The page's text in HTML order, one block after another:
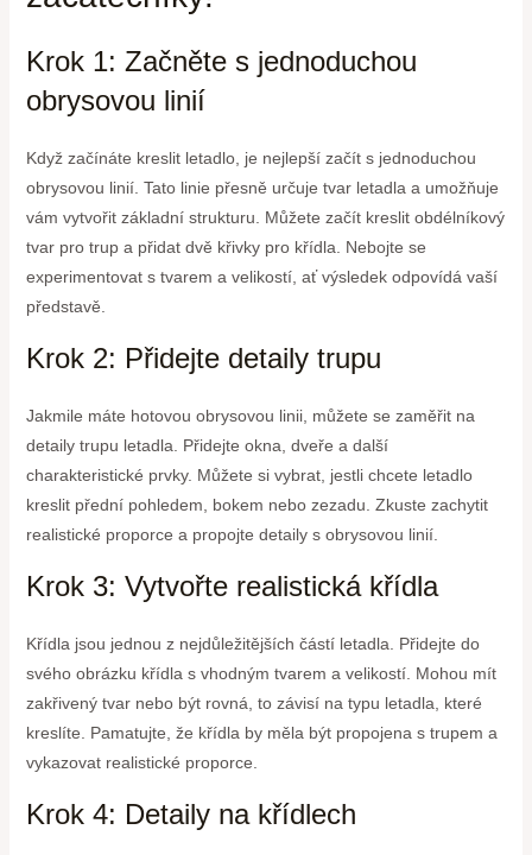
Krok 1: Začněte s jednoduchou
obrysovou linií
Když začínáte kreslit letadlo, je nejlepší začít s jednoduchou
obrysovou linií. Tato linie přesně určuje tvar letadla a umožňuje
vám vytvořit základní strukturu. Můžete začít kreslit obdélníkový
tvar pro trup a přidat dvě křivky pro křídla. Nebojte se
experimentovat s tvarem a velikostí, ať výsledek odpovídá vaší
představě.
Krok 2: Přidejte detaily trupu
Jakmile máte hotovou obrysovou linii, můžete se zaměřit na
detaily trupu letadla. Přidejte okna, dveře a další
charakteristické prvky. Můžete si vybrat, jestli chcete letadlo
kreslit přední pohledem, bokem nebo zezadu. Zkuste zachytit
realistické proporce a propojte detaily s obrysovou linií.
Krok 3: Vytvořte realistická křídla
Křídla jsou jednou z nejdůležitějších částí letadla. Přidejte do
svého obrázku křídla s vhodným tvarem a velikostí. Mohou mít
zakřivený tvar nebo být rovná, to závisí na typu letadla, které
kreslíte. Pamatujte, že křídla by měla být propojena s trupem a
vykazovat realistické proporce.
Krok 4: Detaily na křídlech